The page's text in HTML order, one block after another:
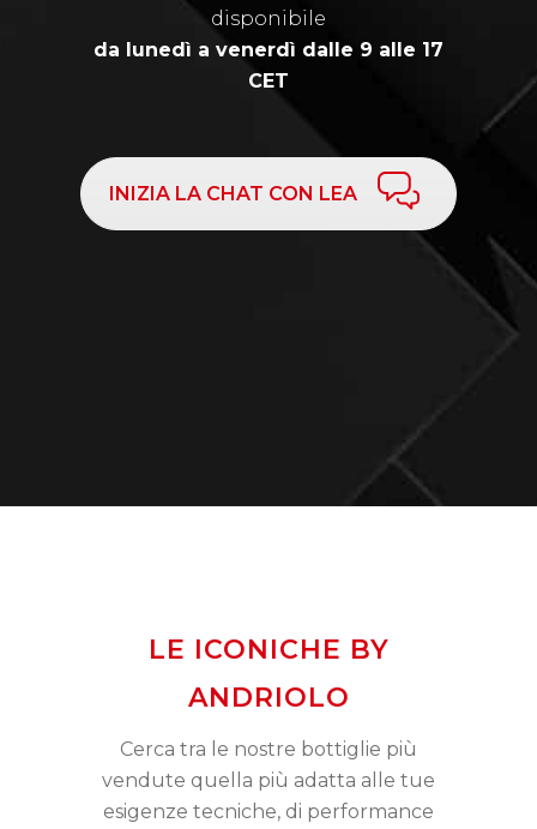
disponibile
da lunedì a venerdì dalle 9 alle 17
CET
INIZIA LA CHAT CON LEA
LE ICONICHE BY
ANDRIOLO
Cerca tra le nostre bottiglie più
vendute quella più adatta alle tue
esigenze tecniche, di performance